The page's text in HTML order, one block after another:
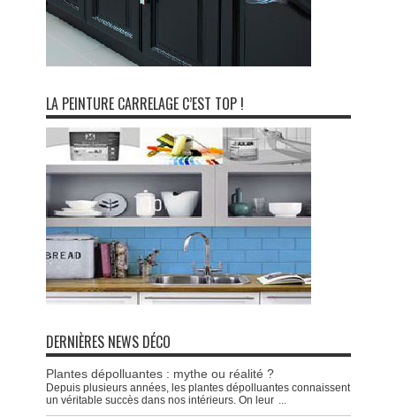
LA PEINTURE CARRELAGE C’EST TOP !
DERNIÈRES NEWS DÉCO
Plantes dépolluantes : mythe ou réalité ?
Depuis plusieurs années, les plantes dépolluantes connaissent
un véritable succès dans nos intérieurs. On leur ...